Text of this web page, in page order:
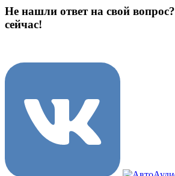
Не нашли ответ на свой вопрос?
сейчас!